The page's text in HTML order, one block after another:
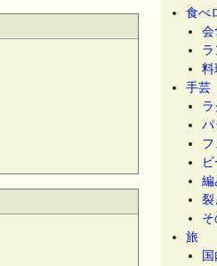
食べ
会
ラ
料
手芸
フ
編
裂
旅
国